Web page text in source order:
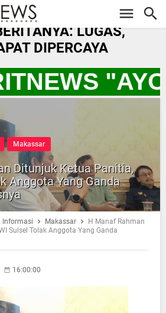
LUGAS,
DIPERCAYA
"AYO
Makassar
Ditunjuk Ketua Panitia,
Anggota Yang Ganda
Informasi Makassar
H Manaf Rahman
Sulsel Tolak Anggota Yang Ganda
16:00:00